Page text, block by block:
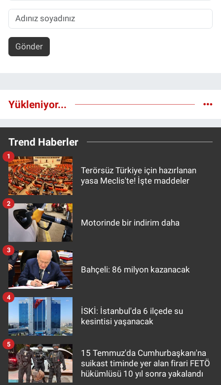
Gönder
Yükleniyor...
Trend Haberler
Terörsüz Türkiye için hazırlanan
yasa Meclis'te! İşte maddeler
1
Motorinde bir indirim daha
2
Bahçeli: 86 milyon kazanacak
3
İSKİ: İstanbul'da 6 ilçede su
kesintisi yaşanacak
4
15 Temmuz'da Cumhurbaşkanı'na
suikast timinde yer alan firari FETÖ
hükümlüsü 10 yıl sonra yakalandı
5